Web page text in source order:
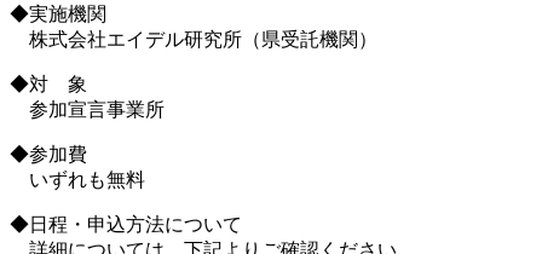
◆実施機関
株式会社エイデル研究所（県受託機関）
◆対 象
参加宣言事業所
◆参加費
いずれも無料
◆日程・申込方法について
詳細については、下記よりご確認ください。